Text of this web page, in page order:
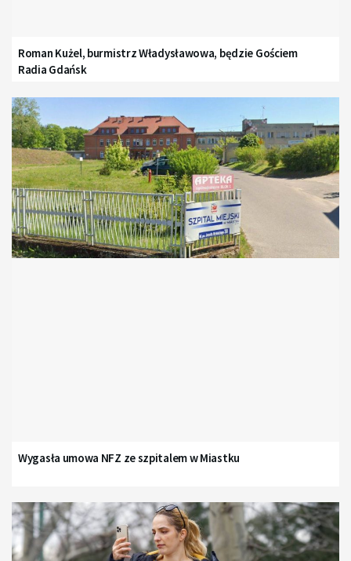
Roman Kużel, burmistrz Władysławowa, będzie Gościem
Radia Gdańsk
Wygasła umowa NFZ ze szpitalem w Miastku